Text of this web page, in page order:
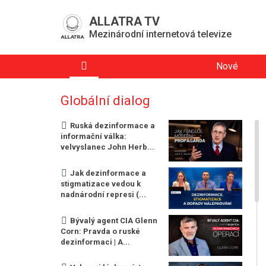
ALLATRA TV
Mezinárodní internetová televize
Nové
Globální dialog
Ruská dezinformace a
informační válka:
velvyslanec John Herb...
Jak dezinformace a
stigmatizace vedou k
nadnárodní represi (...
Bývalý agent CIA Glenn
Corn: Pravda o ruské
dezinformaci | A...